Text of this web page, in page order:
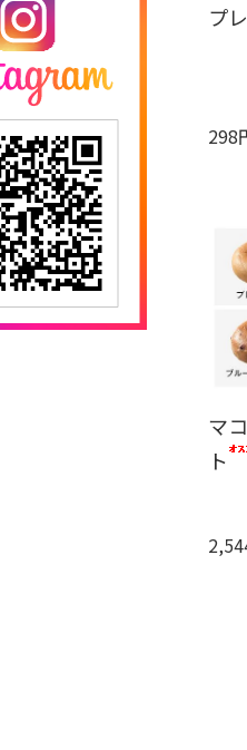
プ
298
マ
ト